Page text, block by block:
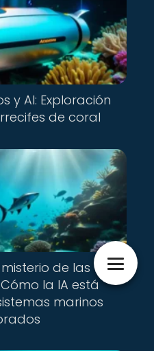
y AI: Exploración
de coral
de las
la IA está
marinos